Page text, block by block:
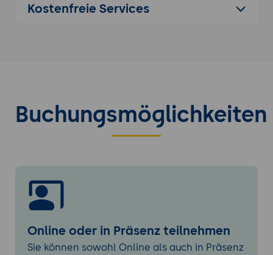
Pilotierung & Rollout-Blueprint
Kostenfreie Services
Buchungsmöglichkeiten
Online oder in Präsenz teilnehmen
Sie können sowohl Online als auch in Präsenz